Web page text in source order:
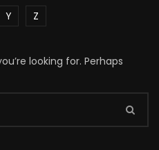
Y Z
looking for. Perhaps